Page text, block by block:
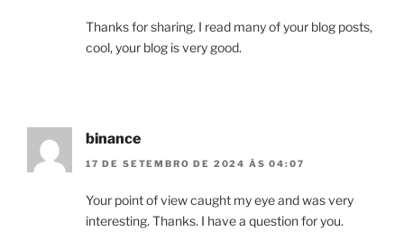
Thanks for sharing. I read many of your blog posts,
cool, your blog is very good.
binance
17 DE SETEMBRO DE 2024 ÀS 04:07
Your point of view caught my eye and was very
interesting. Thanks. I have a question for you.